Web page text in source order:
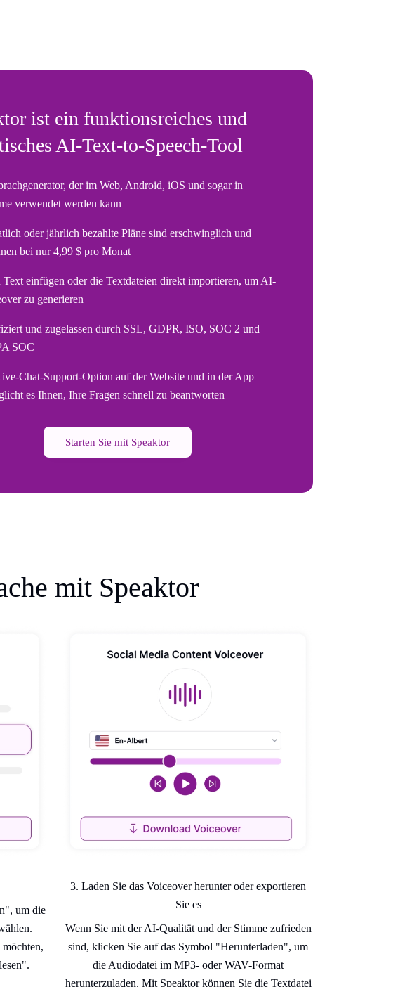
ist ein funktionsreiches und
AI-Text-to-Speech-Tool
der im Web, Android, iOS und sogar in
verwendet werden kann
oder jährlich bezahlte Pläne sind erschwinglich und
bei nur 4,99 $ pro Monat
Text einfügen oder die Textdateien direkt importieren, um AI-
zu generieren
und zugelassen durch SSL, GDPR, ISO, SOC 2 und
SOC
Chat-Support-Option auf der Website und in der App
es Ihnen, Ihre Fragen schnell zu beantworten
Starten Sie mit Speaktor
mit Speaktor
um die
3. Laden Sie das Voiceover herunter oder exportieren
Sie es
Wenn Sie mit der AI-Qualität und der Stimme zufrieden
sind, klicken Sie auf das Symbol "Herunterladen", um
die Audiodatei im MP3- oder WAV-Format
herunterzuladen. Mit Speaktor können Sie die Textdatei